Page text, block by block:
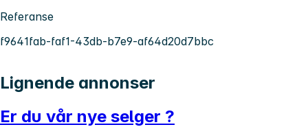
Referanse
f9641fab-faf1-43db-b7e9-af64d20d7bbc
Lignende annonser
Er du vår nye selger ?